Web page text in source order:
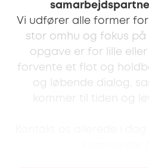
Vi udfører alle former
stor omhu og fokus på
opgave er for lille
forvente et flot og
og løbende dialog,
kommer til tiden og